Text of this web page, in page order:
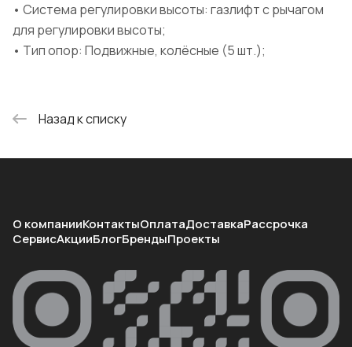
• Система регулировки высоты: газлифт c рычагом
для регулировки высоты;
• Тип опор: Подвижные, колёсные (5 шт.);
Назад к списку
О компанииКонтактыОплатаДоставкаРассрочка
СервисАкцииБлогБрендыПроекты